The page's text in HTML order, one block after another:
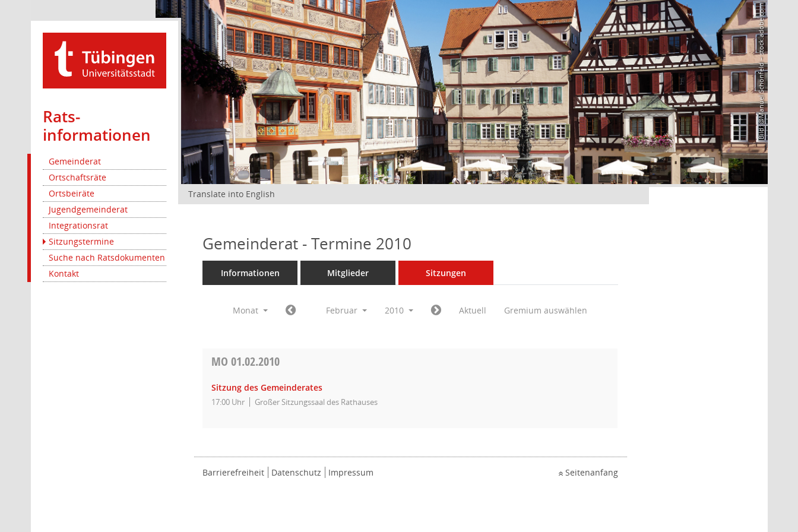
Rats­
informationen
Gemeinderat
Ortschaftsräte
Ortsbeiräte
Jugendgemeinderat
Integrationsrat
Sitzungstermine
Suche nach Ratsdokumenten
Kontakt
Bild: @Manuel Schönfeld – stock.adobe.com
Translate into English
Gemeinderat - Termine 2010
Informationen Mitglieder Sitzungen
Monat Februar 2010 Aktuell Gremium auswählen
MO01.02.2010
Sitzung des Gemeinderates
17:00 Uhr Großer Sitzungssaal des Rathauses
Barrierefreiheit Datenschutz Impressum Seitenanfang